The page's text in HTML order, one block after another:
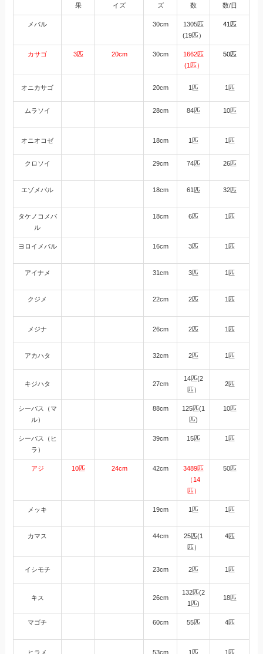
果
イズ
ズ
数
数/日
メバル 30cm
1305匹
(19匹）
41匹
カサゴ 3匹 20cm 30cm
1662匹
(1匹）
50匹
オニカサゴ 20cm 1匹 1匹
ムラソイ 28cm 84匹 10匹
オニオコゼ 18cm 1匹 1匹
クロソイ 29cm 74匹 26匹
エゾメバル 18cm 61匹 32匹
タケノコメバ
ル
18cm 6匹 1匹
ヨロイメバル 16cm 3匹 1匹
アイナメ 31cm 3匹 1匹
クジメ 22cm 2匹 1匹
メジナ 26cm 2匹 1匹
アカハタ 32cm 2匹 1匹
キジハタ 27cm
14匹(2
匹）
2匹
シーバス（マ
ル）
88cm
125匹(1
匹)
10匹
シーバス（ヒ
ラ）
39cm 15匹 1匹
アジ 10匹 24cm 42cm
3489匹
（14
匹）
50匹
メッキ 19cm 1匹 1匹
カマス 44cm
25匹(1
匹）
4匹
イシモチ 23cm 2匹 1匹
キス 26cm
132匹(2
1匹)
18匹
マゴチ 60cm 55匹 4匹
ヒラメ 53cm 1匹 1匹